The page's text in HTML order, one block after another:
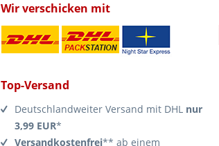
Wir verschicken mit
Top-Versand
Deutschlandweiter Versand mit DHL nur
3,99 EUR*
Versandkostenfrei** ab einem